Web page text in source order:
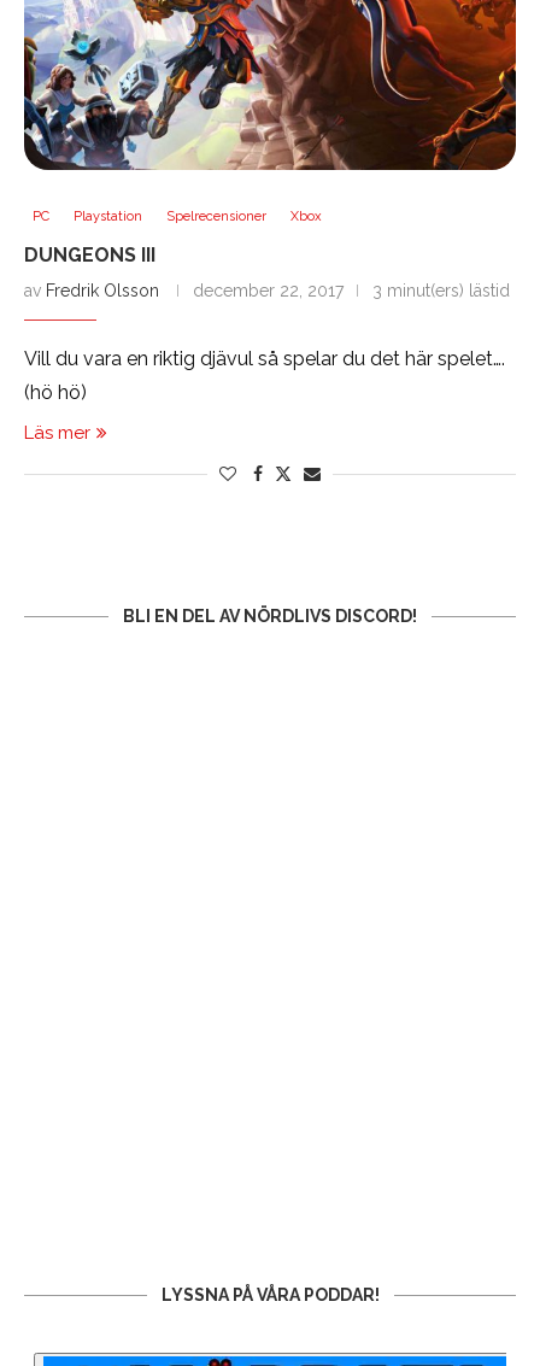
PC Playstation Spelrecensioner Xbox
DUNGEONS III
av Fredrik Olsson december 22, 2017 3 minut(ers) lästid
Vill du vara en riktig djävul så spelar du det här spelet….
(hö hö)
Läs mer
BLI EN DEL AV NÖRDLIVS DISCORD!
LYSSNA PÅ VÅRA PODDAR!